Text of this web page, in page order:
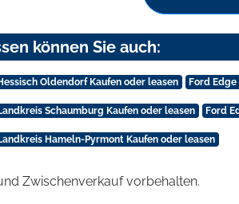
können Sie auch:
Oldendorf Kaufen oder leasen Ford
Schaumburg Kaufen oder leasen Ford
Hameln-Pyrmont Kaufen oder leasen
Zwischenverkauf vorbehalten.